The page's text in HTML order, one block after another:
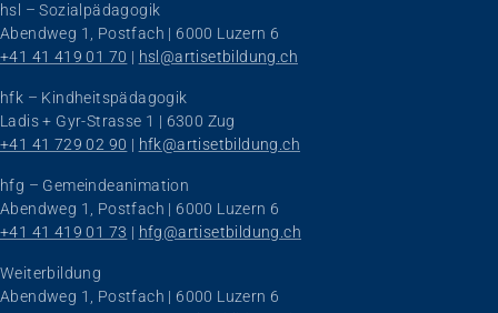
hsl – Sozialpädagogik
Abendweg 1, Postfach | 6000 Luzern 6
+41 41 419 01 70 | hsl@artisetbildung.ch
hfk – Kindheitspädagogik
Ladis + Gyr-Strasse 1 | 6300 Zug
+41 41 729 02 90 | hfk@artisetbildung.ch
hfg – Gemeindeanimation
Abendweg 1, Postfach | 6000 Luzern 6
+41 41 419 01 73 | hfg@artisetbildung.ch
Weiterbildung
Abendweg 1, Postfach | 6000 Luzern 6